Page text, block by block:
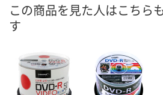
この商品を見た人はこちら
す